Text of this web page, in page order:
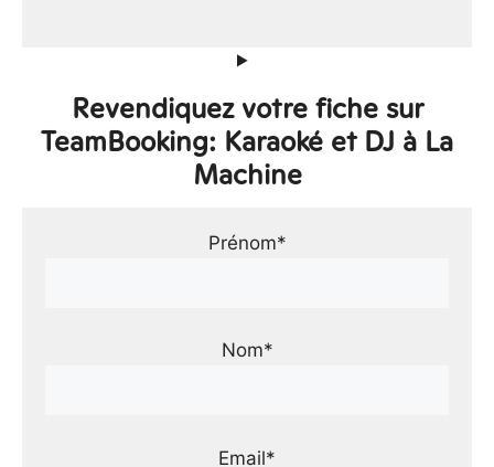
Revendiquez votre fiche sur
TeamBooking: Karaoké et DJ à La
Machine
Prénom*
Nom*
Email*